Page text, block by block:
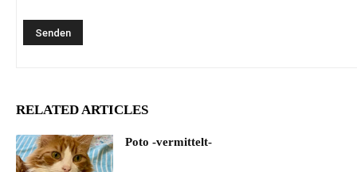
RELATED ARTICLES
Poto -vermittelt-